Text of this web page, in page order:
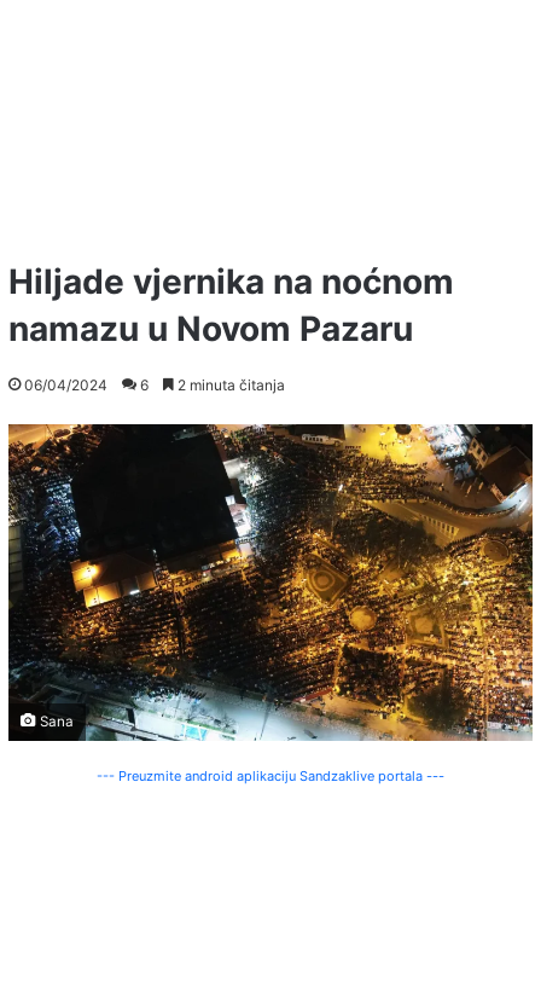
Hiljade vjernika na noćnom
namazu u Novom Pazaru
06/04/2024 6 2 minuta čitanja
Sana
--- Preuzmite android aplikaciju Sandzaklive portala ---